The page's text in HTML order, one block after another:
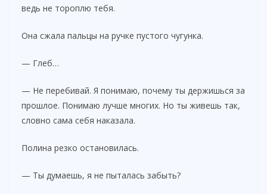
ведь не тороплю тебя.
Она сжала пальцы на ручке пустого чугунка.
— Глеб…
— Не перебивай. Я понимаю, почему ты держишься за
прошлое. Понимаю лучше многих. Но ты живешь так,
словно сама себя наказала.
Полина резко остановилась.
— Ты думаешь, я не пыталась забыть?